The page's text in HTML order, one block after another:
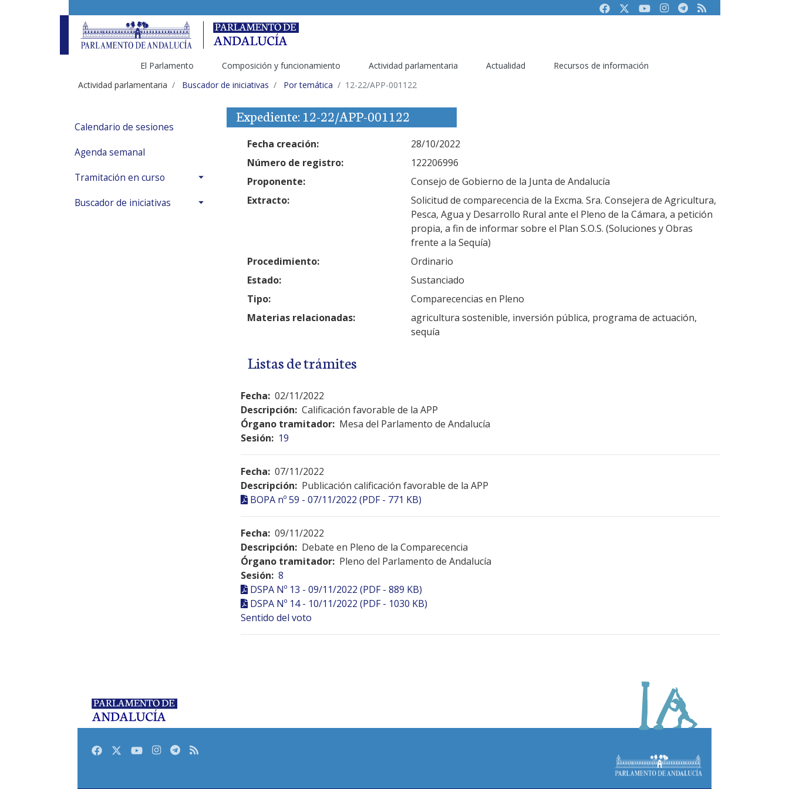
FacebookTwitterYoutubeInstagram
Telegram
RSS
El Parlamento Composición y funcionamiento Actividad parlamentaria Actualidad
Recursos de información
Actividad parlamentaria
Buscador de iniciativas Por temática 12-22/APP-001122
Calendario de sesiones
Agenda semanal
Tramitación en curso
Buscador de iniciativas
Expediente: 12-22/APP-001122
Fecha creación:
28/10/2022
Número de registro:
122206996
Proponente:
Consejo de Gobierno de la Junta de Andalucía
Extracto:
Solicitud de comparecencia de la Excma. Sra. Consejera de Agricultura,
Pesca, Agua y Desarrollo Rural ante el Pleno de la Cámara, a petición
propia, a fin de informar sobre el Plan S.O.S. (Soluciones y Obras
frente a la Sequía)
Procedimiento:
Ordinario
Estado:
Sustanciado
Tipo:
Comparecencias en Pleno
Materias relacionadas:
agricultura sostenible, inversión pública, programa de actuación,
sequía
Listas de trámites
Fecha: 02/11/2022
Descripción: Calificación favorable de la APP
Órgano tramitador: Mesa del Parlamento de Andalucía
Sesión: 19
Fecha: 07/11/2022
Descripción: Publicación calificación favorable de la APP
BOPA nº 59 - 07/11/2022 (PDF - 771 KB)
Fecha: 09/11/2022
Descripción: Debate en Pleno de la Comparecencia
Órgano tramitador: Pleno del Parlamento de Andalucía
Sesión: 8
DSPA Nº 13 - 09/11/2022 (PDF - 889 KB)
DSPA Nº 14 - 10/11/2022 (PDF - 1030 KB)
Sentido del voto
FacebookTwitterYoutubeInstagram
Telegram
RSS